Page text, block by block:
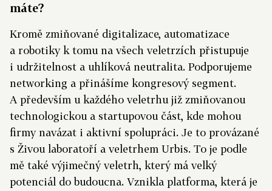
máte?
Kromě zmiňované digitalizace, automatizace
a robotiky k tomu na všech veletrzích přistupuje
i udržitelnost a uhlíková neutralita. Podporujeme
networking a přinášíme kongresový segment.
A především u každého veletrhu již zmiňovanou
technologickou a startupovou část, kde mohou
firmy navázat i aktivní spolupráci. Je to provázané
s Živou laboratoří a veletrhem Urbis. To je podle
mě také výjimečný veletrh, který má velký
potenciál do budoucna. Vznikla platforma, která je